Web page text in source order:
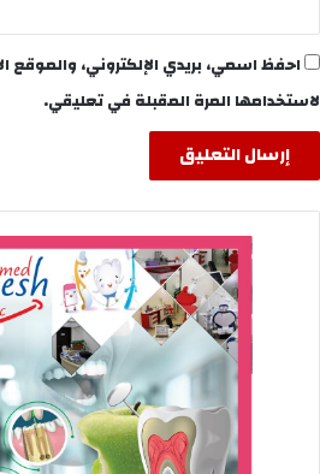
احفظ اسمي، بريدي الإلكتروني، والموقع
لاستخدامها المرة المقبلة في تعليقي.